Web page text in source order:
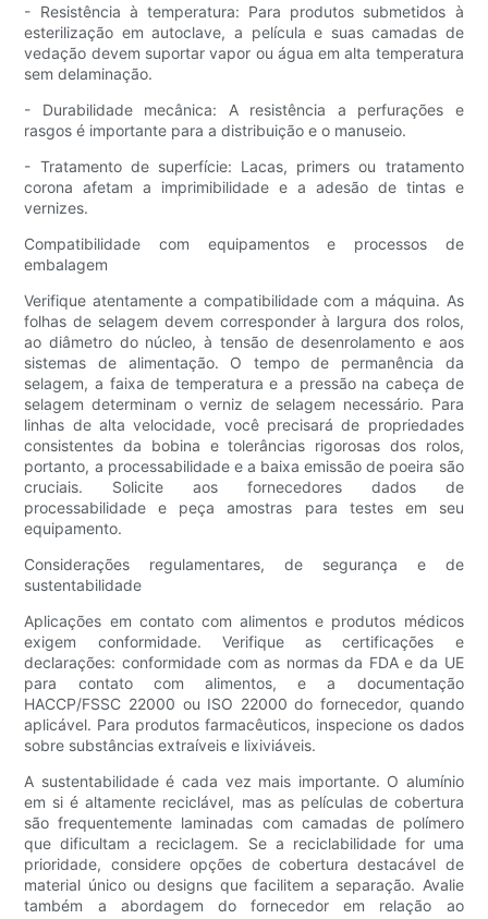
- Resistência à temperatura: Para produtos submetidos à
esterilização em autoclave, a película e suas camadas de
vedação devem suportar vapor ou água em alta temperatura
sem delaminação.
- Durabilidade mecânica: A resistência a perfurações e
rasgos é importante para a distribuição e o manuseio.
- Tratamento de superfície: Lacas, primers ou tratamento
corona afetam a imprimibilidade e a adesão de tintas e
vernizes.
Compatibilidade com equipamentos e processos de
embalagem
Verifique atentamente a compatibilidade com a máquina. As
folhas de selagem devem corresponder à largura dos rolos,
ao diâmetro do núcleo, à tensão de desenrolamento e aos
sistemas de alimentação. O tempo de permanência da
selagem, a faixa de temperatura e a pressão na cabeça de
selagem determinam o verniz de selagem necessário. Para
linhas de alta velocidade, você precisará de propriedades
consistentes da bobina e tolerâncias rigorosas dos rolos,
portanto, a processabilidade e a baixa emissão de poeira são
cruciais. Solicite aos fornecedores dados de
processabilidade e peça amostras para testes em seu
equipamento.
Considerações regulamentares, de segurança e de
sustentabilidade
Aplicações em contato com alimentos e produtos médicos
exigem conformidade. Verifique as certificações e
declarações: conformidade com as normas da FDA e da UE
para contato com alimentos, e a documentação
HACCP/FSSC 22000 ou ISO 22000 do fornecedor, quando
aplicável. Para produtos farmacêuticos, inspecione os dados
sobre substâncias extraíveis e lixiviáveis.
A sustentabilidade é cada vez mais importante. O alumínio
em si é altamente reciclável, mas as películas de cobertura
são frequentemente laminadas com camadas de polímero
que dificultam a reciclagem. Se a reciclabilidade for uma
prioridade, considere opções de cobertura destacável de
material único ou designs que facilitem a separação. Avalie
também a abordagem do fornecedor em relação ao